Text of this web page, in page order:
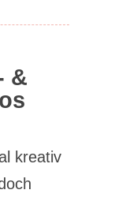
&
kreativ